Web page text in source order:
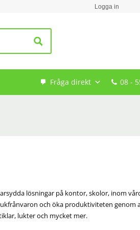
Logga in
08 -
Fråga direkt
lösningar på kontor, skolor, inom
och öka produktiviteten genom
lukter och mycket mer.